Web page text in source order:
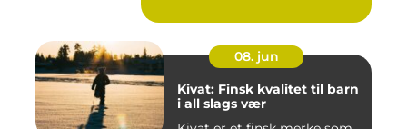
08. jun
Kivat: Finsk kvalitet til barn
i all slags vær